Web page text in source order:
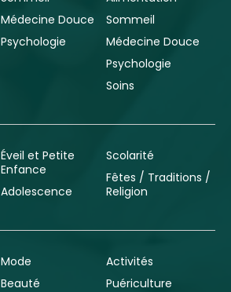
Médecine Douce
Psychologie
Sommeil
Médecine Douce
Psychologie
Soins
Éveil et Petite
Enfance
Adolescence
Scolarité
Fêtes / Traditions /
Religion
Mode
Beauté
Activités
Puériculture